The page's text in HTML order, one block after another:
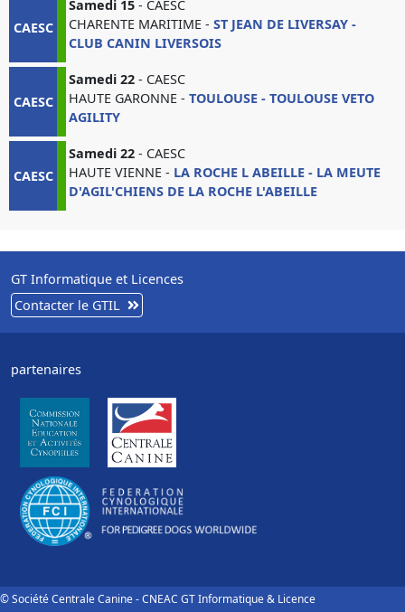
CAESC
Samedi 15 - CAESC
CHARENTE MARITIME -ST JEAN DE LIVERSAY -
CLUB CANIN LIVERSOIS
CAESC
Samedi 22 - CAESC
HAUTE GARONNE -TOULOUSE - TOULOUSE VETO
AGILITY
CAESC
Samedi 22 - CAESC
HAUTE VIENNE - LA ROCHE L ABEILLE - LA MEUTE
D'AGIL'CHIENS DE LA ROCHE L'ABEILLE
GT Informatique et Licences
Contacter le GTIL
partenaires
© Société Centrale Canine - CNEAC GT Informatique & Licence